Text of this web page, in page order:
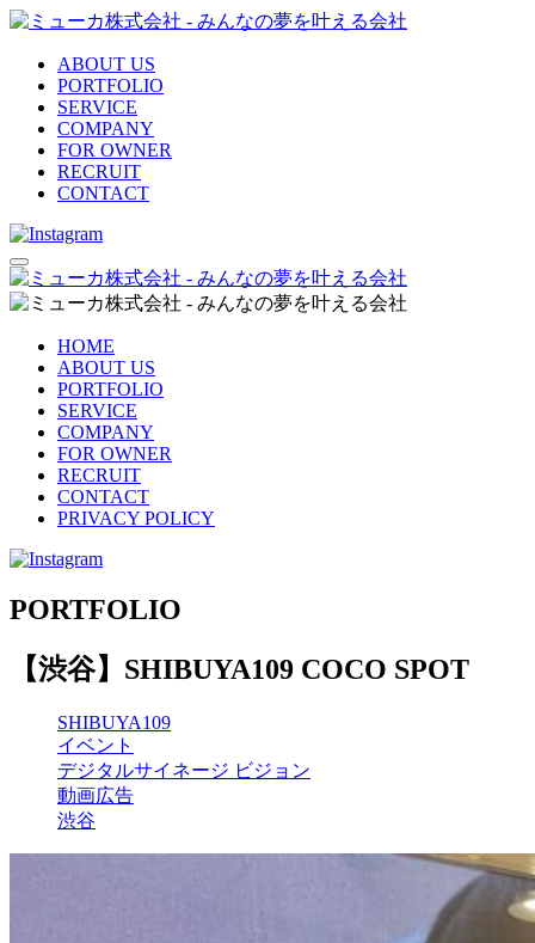
ABOUT US
PORTFOLIO
SERVICE
COMPANY
FOR OWNER
RECRUIT
CONTACT
HOME
ABOUT US
PORTFOLIO
SERVICE
COMPANY
FOR OWNER
RECRUIT
CONTACT
PRIVACY POLICY
PORTFOLIO
【渋谷】SHIBUYA109 COCO SPOT
SHIBUYA109
イベント
デジタルサイネージ ビジョン
動画広告
渋谷